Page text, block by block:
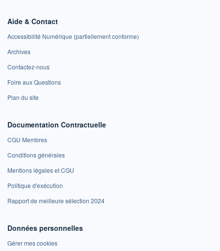
Aide & Contact
Accessibilité Numérique (partiellement conforme)
Archives
Contactez-nous
Foire aux Questions
Plan du site
Documentation Contractuelle
CGU Membres
Conditions générales
Mentions légales et CGU
Politique d'exécution
Rapport de meilleure sélection 2024
Données personnelles
Gérer mes cookies